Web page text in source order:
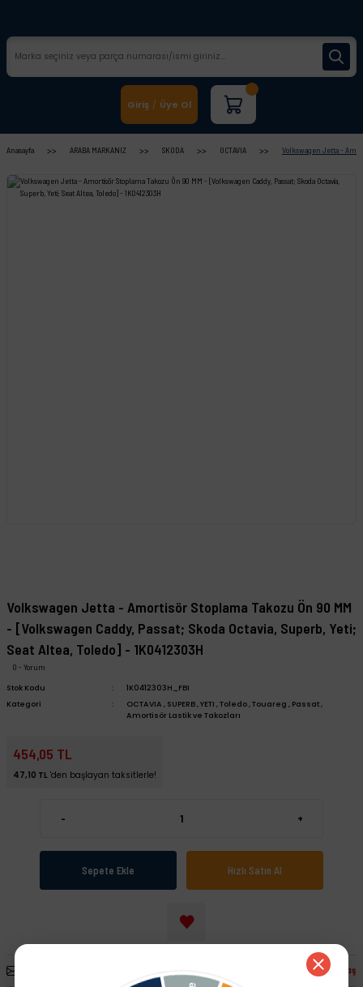
Giriş / Üye Ol
Anasayfa ARABA MARKANIZ SKODA OCTAVIA Volkswagen Jetta -
Volkswagen Jetta - Amortisör Stoplama Takozu Ön 90 MM
- [Volkswagen Caddy, Passat; Skoda Octavia, Superb, Yeti;
Seat Altea, Toledo] - 1K0412303H
0 - Yorum
Stok Kodu
1K0412303H_FBI
Kategori
OCTAVIA , SUPERB,YETI ,Toledo,Touareg , Passat,
Amortisör Lastik ve Takozları
454,05 TL
47,10 TL 'den başlayan taksitlerle!
- +
Sepete Ekle Hızlı Satın Al
Paylaş